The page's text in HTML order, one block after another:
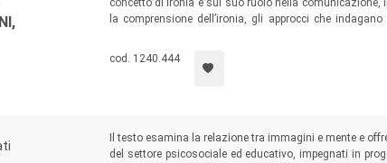
concetto di ironia e sul suo ruolo nella
la comprensione dell’ironia, gli approcci che
sviluppo di tali processi dall’infanzia all’età adulta.
nel design, a conferma del valore sociale e culturale
nell’esperienza umana.
cod. 1240.444
Il testo esamina la relazione tra immagini e mente e
del settore psicosociale ed educativo, impegnati in